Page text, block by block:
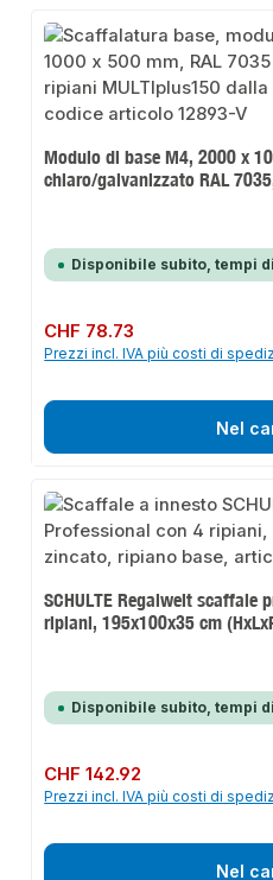
Modulo di base M4, 2000 x
chiaro/galvanizzato RAL
Disponibile subito, tempi
Prezzo normale:
CHF 78.73
Prezzi incl. IVA più costi di
Nel
SCHULTE Regalwelt scaffale
ripiani, 195x100x35 cm
Disponibile subito, tempi
Prezzo normale:
CHF 142.92
Prezzi incl. IVA più costi di
Nel